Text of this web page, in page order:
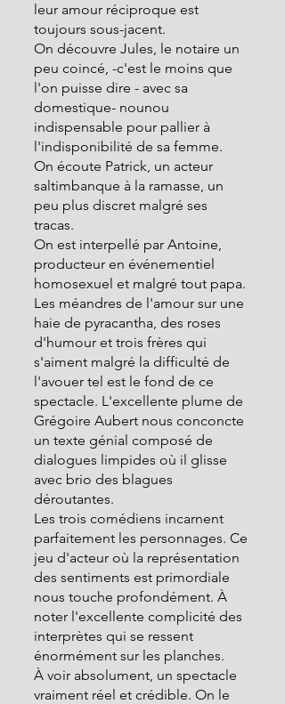
leur amour réciproque est
toujours sous-jacent.
On découvre Jules, le notaire un
peu coincé, -c'est le moins que
l'on puisse dire - avec sa
domestique- nounou
indispensable pour pallier à
l'indisponibilité de sa femme.
On écoute Patrick, un acteur
saltimbanque à la ramasse, un
peu plus discret malgré ses
tracas.
On est interpellé par Antoine,
producteur en événementiel
homosexuel et malgré tout papa.
Les méandres de l'amour sur une
haie de pyracantha, des roses
d'humour et trois frères qui
s'aiment malgré la difficulté de
l'avouer tel est le fond de ce
spectacle. L'excellente plume de
Grégoire Aubert nous conconcte
un texte génial composé de
dialogues limpides où il glisse
avec brio des blagues
déroutantes.
Les trois comédiens incarnent
parfaitement les personnages. Ce
jeu d'acteur où la représentation
des sentiments est primordiale
nous touche profondément. À
noter l'excellente complicité des
interprètes qui se ressent
énormément sur les planches.
À voir absolument, un spectacle
vraiment réel et crédible. On le